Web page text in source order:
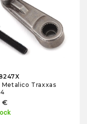
Metalico Traxxas
€